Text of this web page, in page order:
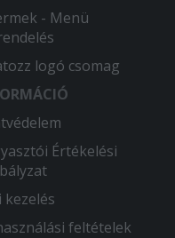
- Menü
logó csomag
Értékelési
kezelés
feltételek